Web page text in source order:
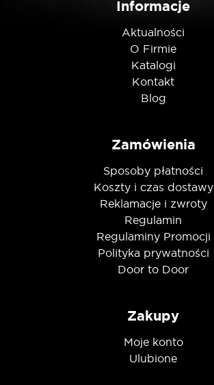
Nie jestem robotemInformacje
Aktualności
O Firmie
Katalogi
Kontakt
Blog
Zamówienia
Sposoby płatności
Koszty i czas dostawy
Reklamacje i zwroty
Regulamin
Regulaminy Promocji
Polityka prywatności
Door to Door
Zakupy
Moje konto
Ulubione